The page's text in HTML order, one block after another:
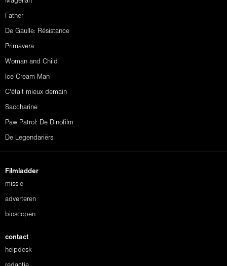
Father
De Gaulle: Résistance
Primavera
Woman and Child
Ice Cream Man
C'était mieux demain
Saccharine
Paw Patrol: De Dinofilm
De Legendariërs
Filmladder
missie
adverteren
bioscopen
contact
helpdesk